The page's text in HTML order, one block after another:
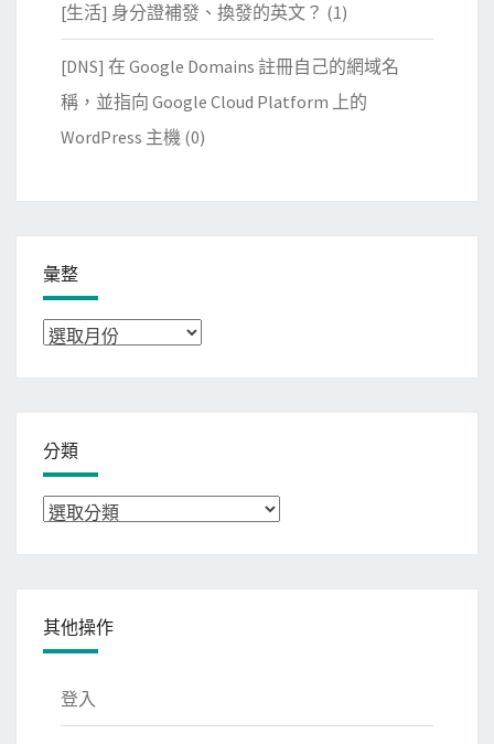
[生活] 身分證補發、換發的英文？ (1)
[DNS] 在 Google Domains 註冊自己的網域名
稱，並指向 Google Cloud Platform 上的
WordPress 主機 (0)
彙整
彙
分類
分
其他操作
登入